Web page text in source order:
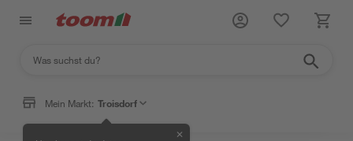
Mein Markt: Troisdorf
✕